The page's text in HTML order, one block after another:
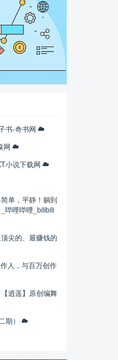
书-奇书网
网
小说下载网
单，平静！躺到
哔哩哔哩_bilibili
尖的、最赚钱的
人，与百万创作
逍遥】原创编舞
）